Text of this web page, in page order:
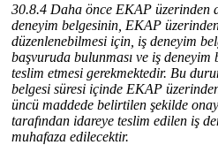
30.8.4 Daha önce EKAP üzerinden
deneyim belgesinin, EKAP
düzenlenebilmesi için, iş deneyim
başvuruda bulunması ve iş deneyim
teslim etmesi gerekmektedir. Bu
belgesi süresi içinde EKAP
üncü maddede belirtilen şekilde
tarafından idareye teslim edilen iş
muhafaza edilecektir.